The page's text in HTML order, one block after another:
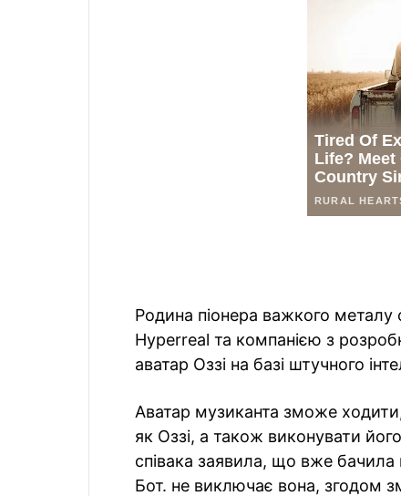
Родина піонера важкого
Hyperreal та компанією з
аватар Оззі на базі штучного
Аватар музиканта зможе
як Оззі, а також виконувати
співака заявила, що вже бачила
Бот. не виключає вона, згодом